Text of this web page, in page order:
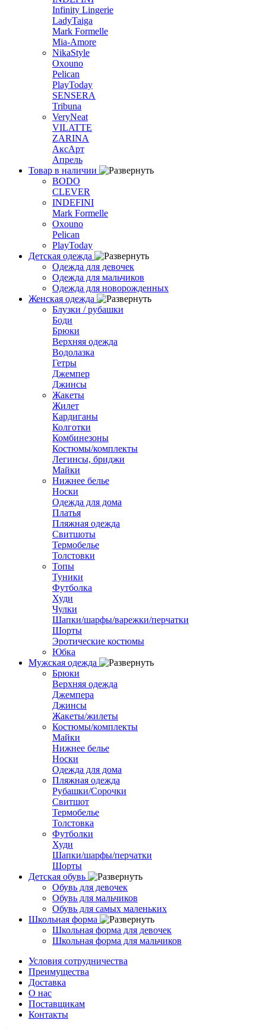
Infinity Lingerie
LadyTaiga
Mark Formelle
Mia-Amore
NikaStyle
Oxouno
Pelican
PlayToday
SENSERA
Tribuna
VeryNeat
VILATTE
ZARINA
АксАрт
Апрель
Товар в наличии
BODO
CLEVER
INDEFINI
Mark Formelle
Oxouno
Pelican
PlayToday
Детская одежда
Одежда для девочек
Одежда для мальчиков
Одежда для новорожденных
Женская одежда
Блузки / рубашки
Боди
Брюки
Верхняя одежда
Водолазка
Гетры
Джемпер
Джинсы
Жакеты
Жилет
Кардиганы
Колготки
Комбинезоны
Костюмы/комплекты
Легинсы, бриджи
Майки
Нижнее белье
Носки
Одежда для дома
Платья
Пляжная одежда
Свитшоты
Термобелье
Толстовки
Топы
Туники
Футболка
Худи
Чулки
Шапки/шарфы/варежки/перчатки
Шорты
Эротические костюмы
Юбка
Мужская одежда
Брюки
Верхняя одежда
Джемпера
Джинсы
Жакеты/жилеты
Костюмы/комплекты
Майки
Нижнее белье
Носки
Одежда для дома
Пляжная одежда
Рубашки/Сорочки
Свитшот
Термобелье
Толстовка
Футболки
Худи
Шапки/шарфы/перчатки
Шорты
Детская обувь
Обувь для девочек
Обувь для мальчиков
Обувь для самых маленьких
Школьная форма
Школьная форма для девочек
Школьная форма для мальчиков
Условия сотрудничества
Преимущества
Доставка
О нас
Поставщикам
Контакты